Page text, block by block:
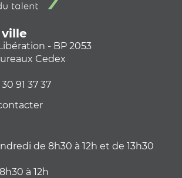
- BP 2053
Cedex
30 91 37 37
de 8h30 à 12h et de 13h30
8h30 à 12h